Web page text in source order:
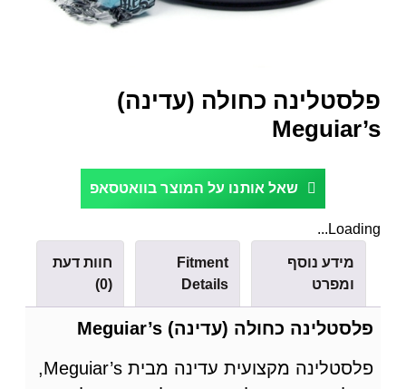
פלסטלינה כחולה (עדינה)
Meguiar’s
שאל אותנו על המוצר בוואטסאפ
Loading...
מידע נוסף
ומפרט
Fitment
Details
חוות דעת
(0)
פלסטלינה כחולה (עדינה) Meguiar’s
פלסטלינה מקצועית עדינה מבית Meguiar’s,